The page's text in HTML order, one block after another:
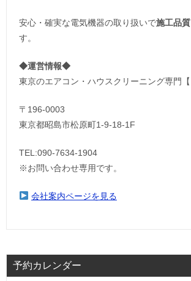
安心・確実な電気機器の取り扱いで施工品
す。
◆運営情報◆
東京のエアコン・ハウスクリーニング専門【
〒196-0003
東京都昭島市松原町1-9‐18‐1F
TEL:090-7634-1904
※お問い合わせ専用です。
会社案内ページを見る
予約カレンダー